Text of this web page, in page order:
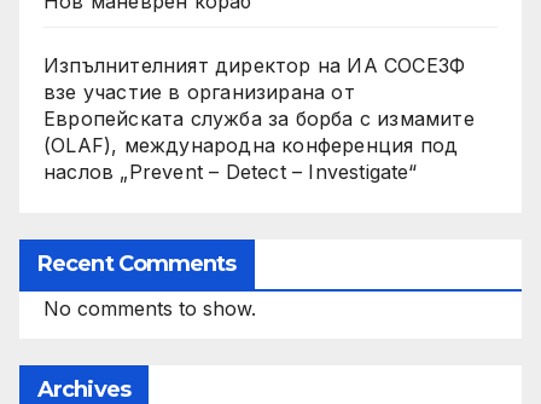
Изпълнителният директор на ИА СОСЕЗФ
взе участие в организирана от
Европейската служба за борба с измамите
(OLAF), международна конференция под
наслов „Prevent – Detect – Investigate“
Recent Comments
No comments to show.
Archives